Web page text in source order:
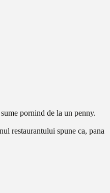
pornind de la un penny.
restaurantului spune ca, pana